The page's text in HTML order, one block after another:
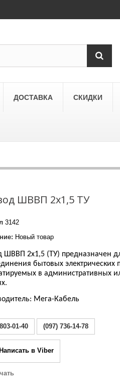
LEZARD
ДОСТАВКА СКИДКИ
ШВВП 2х1,5 ТУ
3142
Новый товар
ШВВП 2х1,5 (ТУ) предназначен
бытовых электрических
в административных
Мега-Кабель
01-40 (097) 736-14-78
Написать в Viber